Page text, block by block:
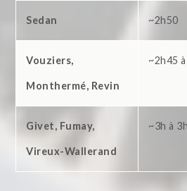
Sedan ~2h50
Vouziers,
Monthermé, Revin
~2h45
Givet, Fumay,
Vireux-Wallerand
~3h à